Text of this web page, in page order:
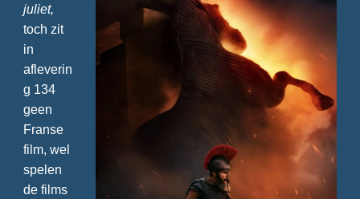
juliet,
toch zit
in
afleverin
g 134
geen
Franse
film, wel
spelen
de films